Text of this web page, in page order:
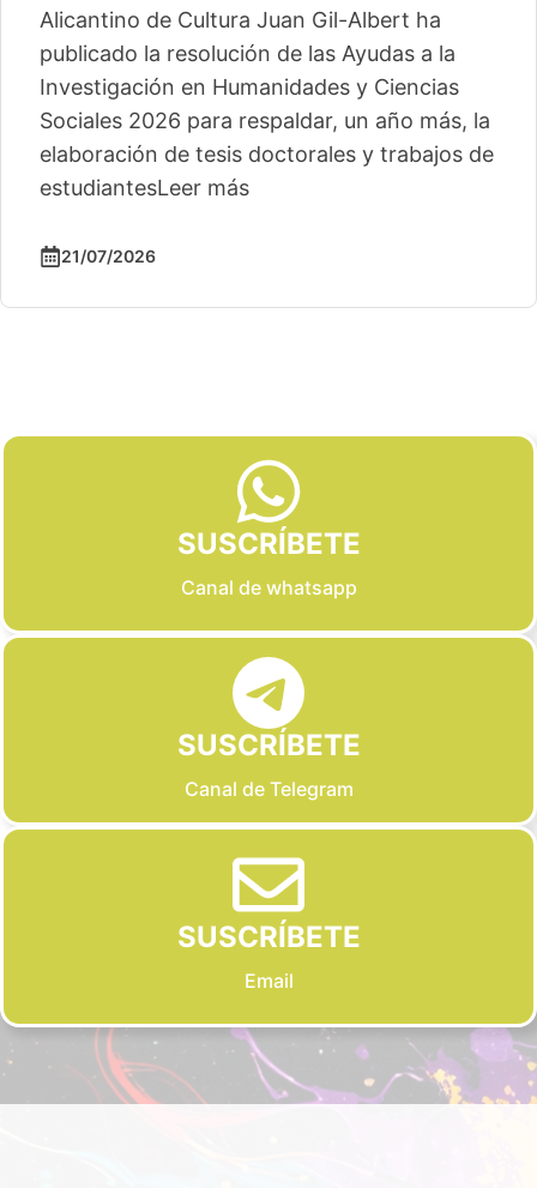
Alicantino de Cultura Juan Gil-Albert ha
publicado la resolución de las Ayudas a la
Investigación en Humanidades y Ciencias
Sociales 2026 para respaldar, un año más, la
elaboración de tesis doctorales y trabajos de
estudiantesLeer más
21/07/2026
SUSCRÍBETE
Canal de whatsapp
SUSCRÍBETE
Canal de Telegram
SUSCRÍBETE
Email